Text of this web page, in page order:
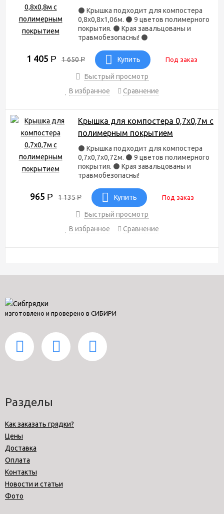
⚫ Крышка подходит для компостера
0,8х0,8х1,06м. ⚫ 9 цветов полимерного
покрытия. ⚫ Края завальцованы и
травмобезопасны! ⚫
1 405 Р 1 650Р Купить Под заказ
Быстрый просмотр
В избранное
Сравнение
Крышка для компостера 0,7х0,7м с
полимерным покрытием
⚫ Крышка подходит для компостера
0,7х0,7х0,72м. ⚫ 9 цветов полимерного
покрытия. ⚫ Края завальцованы и
травмобезопасны!
965 Р 1 135Р Купить Под заказ
Быстрый просмотр
В избранное
Сравнение
изготовлено и проверено в СИБИРИ
Разделы
Как заказать грядки?
Цены
Доставка
Оплата
Контакты
Новости и статьи
Фото